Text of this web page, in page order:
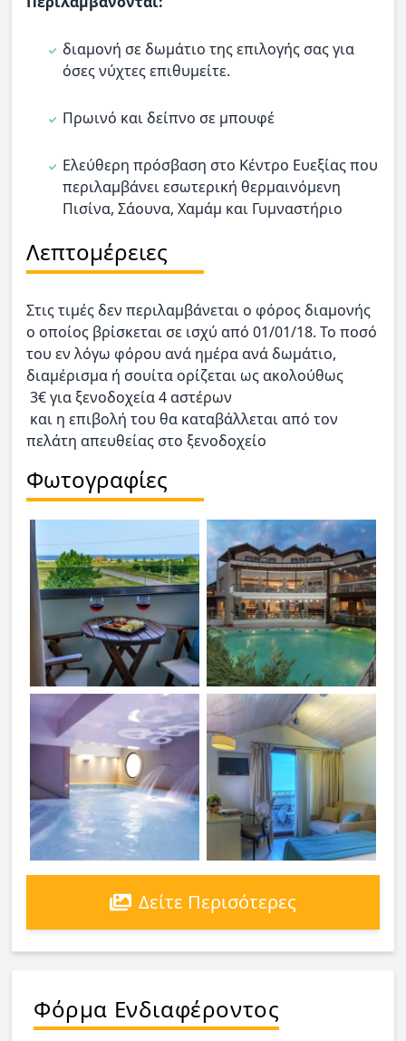
διαμονή σε δωμάτιο της επιλογής σας για
όσες νύχτες επιθυμείτε.
Πρωινό και δείπνο σε μπουφέ
Ελεύθερη πρόσβαση στο Κέντρο Ευεξίας που
περιλαμβάνει εσωτερική θερμαινόμενη
Πισίνα, Σάουνα, Χαμάμ και Γυμναστήριο
Λεπτομέρειες
Στις τιμές δεν περιλαμβάνεται ο φόρος διαμονής
ο οποίος βρίσκεται σε ισχύ από 01/01/18. Το ποσό
του εν λόγω φόρου ανά ημέρα ανά δωμάτιο,
διαμέρισμα ή σουίτα ορίζεται ως ακολούθως
3€ για ξενοδοχεία 4 αστέρων
και η επιβολή του θα καταβάλλεται από τον
πελάτη απευθείας στο ξενοδοχείο
Φωτογραφίες
Δείτε Περισότερες
Φόρμα Ενδιαφέροντος